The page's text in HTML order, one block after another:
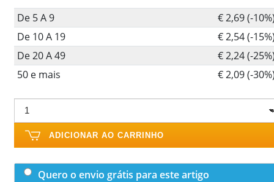
De 5 A 9
€ 2,69 (-
De 10 A 19
€ 2,54 (-
De 20 A 49
€ 2,24 (-
50 e mais
€ 2,09 (-
ADICIONAR AO CARRINHO
Quero o envio grátis para este artigo